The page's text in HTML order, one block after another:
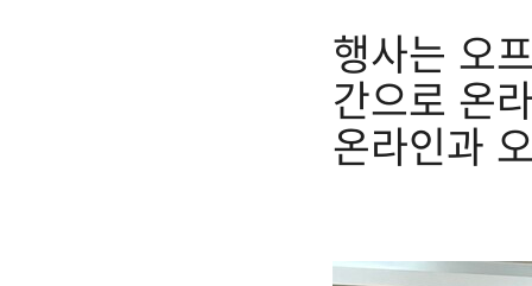
행사는 오
간으로 온
온라인과